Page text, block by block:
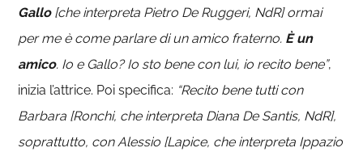
Gallo[che interpreta Pietro De Ruggeri, NdR] ormai
per me è come parlare di un amico fraterno. È un
amico. Io e Gallo? Io sto bene con lui, io recito bene”,
inizia l’attrice. Poi specifica: “Recito bene tutti con
Barbara [Ronchi, che interpreta Diana De Santis, NdR],
soprattutto, con Alessio [Lapice, che interpreta Ippazio